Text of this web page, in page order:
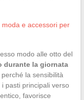
e accessori per
modo alle otto del
durante la giornata
perché la sensibilità
pasti principali verso
favorisce